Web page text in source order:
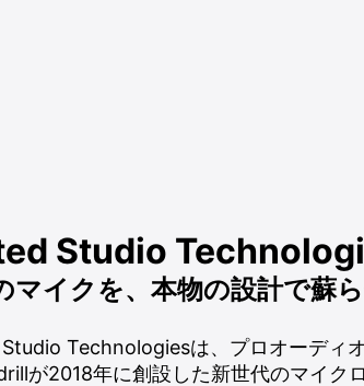
Studio
マイクを、本物の設計で蘇
Technologiesは、プロオーディ
が2018年に創設した新世代のマイ